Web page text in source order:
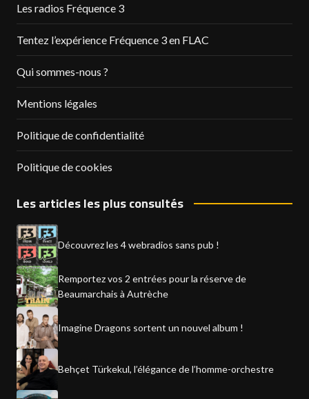
Les radios Fréquence 3
Tentez l’expérience Fréquence 3 en FLAC
Qui sommes-nous ?
Mentions légales
Politique de confidentialité
Politique de cookies
Les articles les plus consultés
Découvrez les 4 webradios sans pub !
Remportez vos 2 entrées pour la réserve de
Beaumarchais à Autrèche
Imagine Dragons sortent un nouvel album !
Behçet Türkekul, l’élégance de l’homme-orchestre